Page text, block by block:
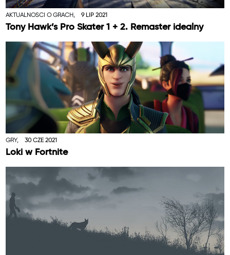
AKTUALNOŚCI O GRACH, 9 LIP 2021
Tony Hawk’s Pro Skater 1 + 2. Remaster idealny
GRY, 30 CZE 2021
Loki w Fortnite